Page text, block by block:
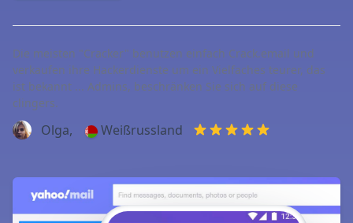
Die meisten "Cracker" benutzen einfach Crack.email und
verkaufen ihre Hackerdienste um ein Vielfaches teurer, das
ist bekannt ... Admins, beschränken Sie sich auf diese
clingers.
Olga, Weißrussland